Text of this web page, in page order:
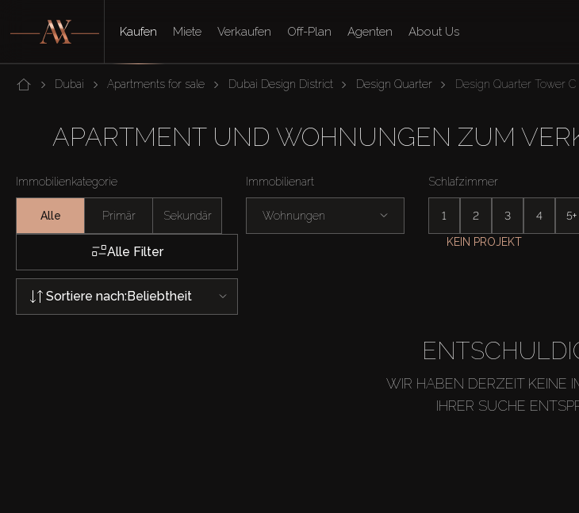
Kaufen Miete Verkaufen Off-Plan Agenten About Us
Dubai Apartments for sale Dubai Design District Design Quarter Design Quarter Tower C
APARTMENT UND WOHNUNGEN ZUM
Immobilienkategorie
Alle Primär Sekundär
Immobilienart
Wohnungen
Schlafzimmer
1 2 3 4 5+
Alle Filter
KEIN PROJEKT
Sortiere nach:Beliebtheit
WIR HABEN DERZEIT KEINE
IHRER SUCHE